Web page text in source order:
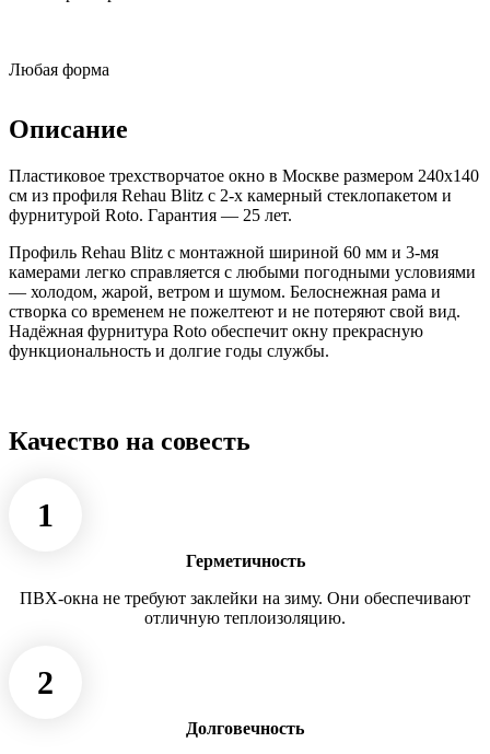
Любая форма
Описание
Пластиковое трехстворчатое окно в Москве размером 240x140
см из профиля Rehau Blitz с 2-х камерный стеклопакетом и
фурнитурой Roto. Гарантия — 25 лет.
Профиль Rehau Blitz с монтажной шириной 60 мм и 3-мя
камерами легко справляется с любыми погодными условиями
— холодом, жарой, ветром и шумом. Белоснежная рама и
створка со временем не пожелтеют и не потеряют свой вид.
Надёжная фурнитура Roto обеспечит окну прекрасную
функциональность и долгие годы службы.
Качество на совесть
1
Герметичность
ПВХ-окна не требуют заклейки на зиму. Они обеспечивают
отличную теплоизоляцию.
2
Долговечность